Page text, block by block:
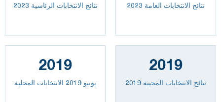
نتائج الانتخابات الرئاسية 2023 2023 نتائج الانتخابات العامة
2019
يونيو 2019 الانتخابات المحلية
2019
نتائج الانتخابات المحبية 2019